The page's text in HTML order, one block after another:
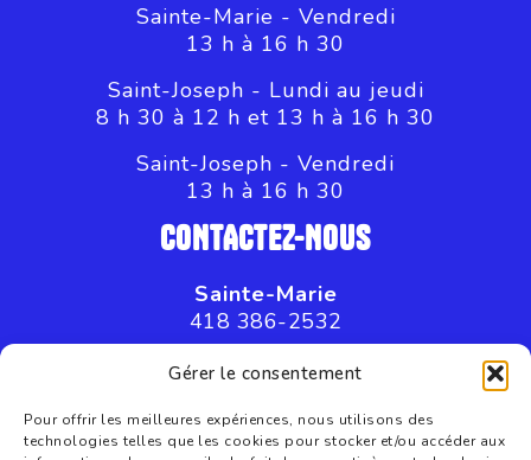
Gérer le consentement
Pour offrir les meilleures expériences, nous utilisons des
technologies telles que les cookies pour stocker et/ou accéder aux
Sainte-Marie - Vendredi
13 h à 16 h 30
Saint-Joseph - Lundi au jeudi
8 h 30 à 12 h et 13 h à 16 h 30
Saint-Joseph - Vendredi
13 h à 16 h 30
CONTACTEZ-NOUS
Sainte-Marie
418 386-2532
Saint-Joseph